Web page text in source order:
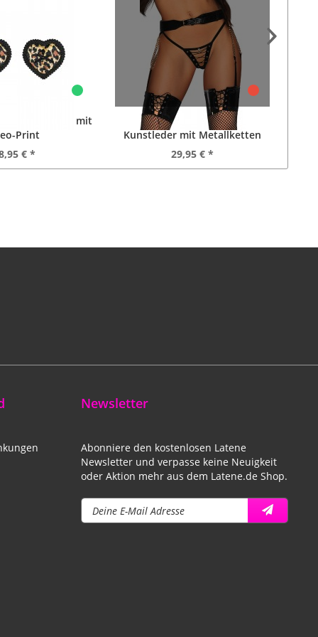
Nippel Covers mit
Print
€ *
Strumpfhaltergürtel -
Kunstleder mit Metallketten
29,95 € *
Newsletter
Abonniere den kostenlosen Latene
Newsletter und verpasse keine Neuigkeit
oder Aktion mehr aus dem Latene.de Shop.